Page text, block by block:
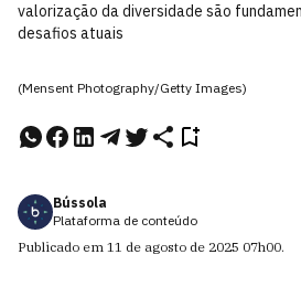
valorização da diversidade são
desafios atuais
(Mensent Photography/Getty Images)
Bússola
Plataforma de conteúdo
Publicado em 11 de agosto de 2025 07h00.